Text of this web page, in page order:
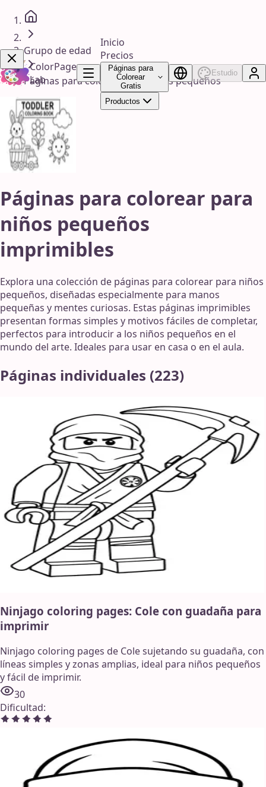
¡Consíguelo Ya!
ColorPage
Lab
Inicio
Precios
Páginas para
Colorear
Gratis
Productos
Estudio
Grupo de edad
Páginas para colorear para niños pequeños
Páginas para colorear para
niños pequeños
imprimibles
Explora una colección de páginas para colorear para niños
pequeños, diseñadas especialmente para manos
pequeñas y mentes curiosas. Estas páginas imprimibles
presentan formas simples y motivos fáciles de completar,
perfectos para introducir a los niños pequeños en el
mundo del arte. Ideales para usar en casa o en el aula.
Páginas individuales (223)
Ninjago coloring pages: Cole con guadaña para
imprimir
Ninjago coloring pages de Cole sujetando su guadaña, con
líneas simples y zonas amplias, ideal para niños pequeños
y fácil de imprimir.
30
Dificultad: